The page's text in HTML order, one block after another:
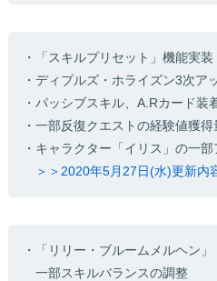
・「スキルプリセット」機能実装
・ディプルズ・ホライズン3次ア
・パッシブスキル、A.Rカード
・一部反復クエストの経験値獲
・キャラクター「イリス」の一
＞＞2020年5月27日(水)更新内
・「リリー・ブルームメルヘン
一部スキルバランスの調整